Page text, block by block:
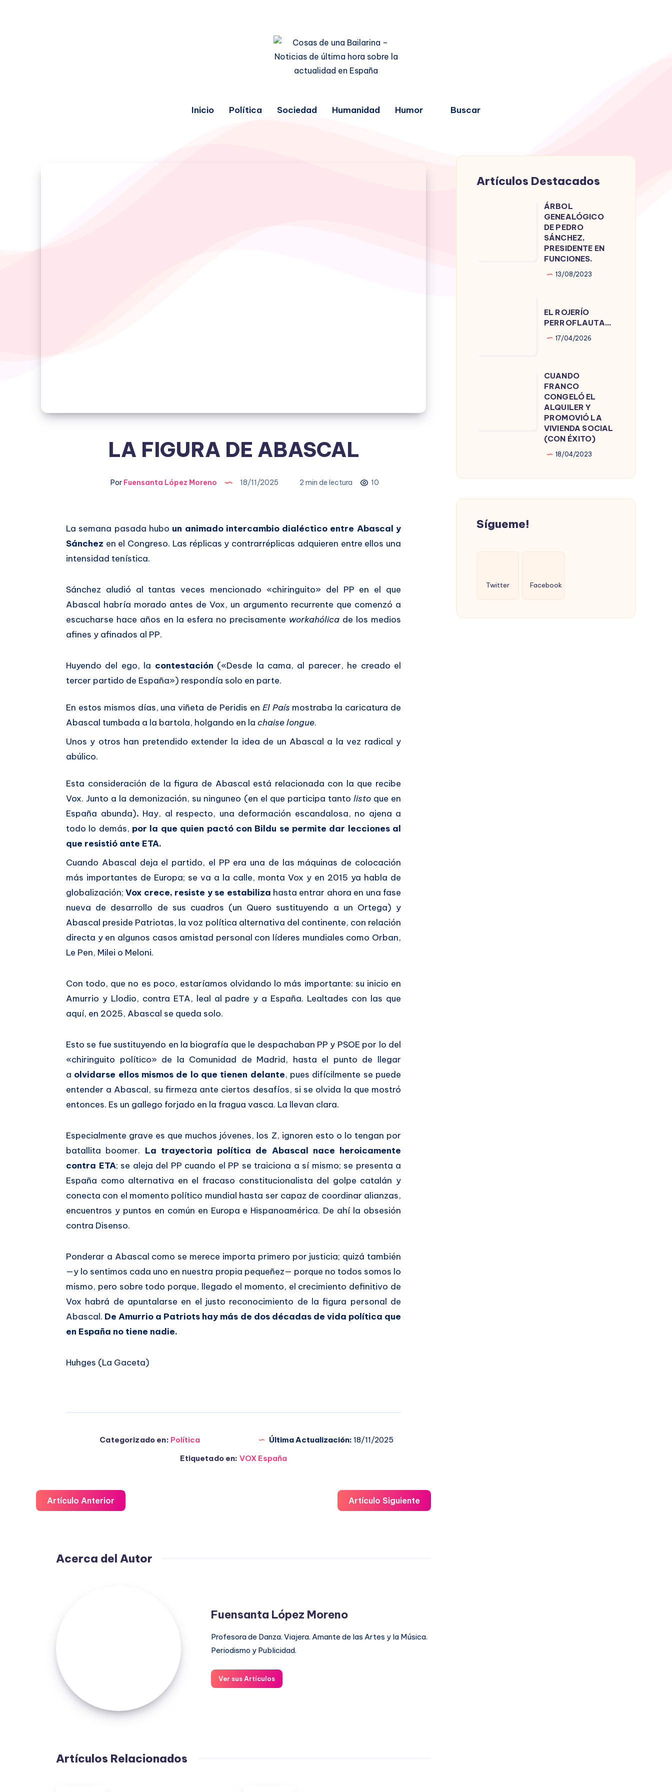
Inicio Política Sociedad Humanidad Humor Buscar
LA FIGURA DE ABASCAL
Por Fuensanta López Moreno 18/11/2025 2 min de lectura 10
Compartir
Twitter
La semana pasada hubo un animado intercambio dialéctico entre Abascal y
Sánchez en el Congreso. Las réplicas y contrarréplicas adquieren entre ellos una
intensidad tenística.
Sánchez aludió al tantas veces mencionado «chiringuito» del PP en el que
Abascal habría morado antes de Vox, un argumento recurrente que comenzó a
escucharse hace años en la esfera no precisamente workahólica de los medios
afines y afinados al PP.
Huyendo del ego, la contestación («Desde la cama, al parecer, he creado el
tercer partido de España») respondía solo en parte.
En estos mismos días, una viñeta de Peridis en El País mostraba la caricatura de
Abascal tumbada a la bartola, holgando en la chaise longue.
Unos y otros han pretendido extender la idea de un Abascal a la vez radical y
abúlico.
Esta consideración de la figura de Abascal está relacionada con la que recibe
Vox. Junto a la demonización, su ninguneo (en el que participa tanto listoque en
España abunda). Hay, al respecto, una deformación escandalosa, no ajena a
todo lo demás, por la que quien pactó con Bildu se permite dar lecciones al
que resistió ante ETA.
Cuando Abascal deja el partido, el PP era una de las máquinas de colocación
más importantes de Europa; se va a la calle, monta Vox y en 2015 ya habla de
globalización; Vox crece, resiste y se estabiliza hasta entrar ahora en una fase
nueva de desarrollo de sus cuadros (un Quero sustituyendo a un Ortega) y
Abascal preside Patriotas, la voz política alternativa del continente, con relación
directa y en algunos casos amistad personal con líderes mundiales como Orban,
Le Pen, Milei o Meloni.
Con todo, que no es poco, estaríamos olvidando lo más importante: su inicio en
Amurrio y Llodio, contra ETA, leal al padre y a España. Lealtades con las que
aquí, en 2025, Abascal se queda solo.
Esto se fue sustituyendo en la biografía que le despachaban PP y PSOE por lo del
«chiringuito político» de la Comunidad de Madrid, hasta el punto de llegar
a olvidarse ellos mismos de lo que tienen delante, pues difícilmente se puede
entender a Abascal, su firmeza ante ciertos desafíos, si se olvida la que mostró
entonces. Es un gallego forjado en la fragua vasca. La llevan clara.
Especialmente grave es que muchos jóvenes, los Z, ignoren esto o lo tengan por
batallita boomer. La trayectoria política de Abascal nace heroicamente
contra ETA; se aleja del PP cuando el PP se traiciona a sí mismo; se presenta a
España como alternativa en el fracaso constitucionalista del golpe catalán y
conecta con el momento político mundial hasta ser capaz de coordinar alianzas,
encuentros y puntos en común en Europa e Hispanoamérica. De ahí la obsesión
contra Disenso.
Ponderar a Abascal como se merece importa primero por justicia; quizá también
—y lo sentimos cada uno en nuestra propia pequeñez— porque no todos somos lo
mismo, pero sobre todo porque, llegado el momento, el crecimiento definitivo de
Vox habrá de apuntalarse en el justo reconocimiento de la figura personal de
Abascal. De Amurrio a Patriots hay más de dos décadas de vida política que
en España no tiene nadie.
Huhges (La Gaceta)
Categorizado en: Política Última Actualización: 18/11/2025
Etiquetado en: VOX España
Artículo Anterior Artículo Siguiente
Acerca del Autor
Fuensanta López Moreno
Profesora de Danza. Viajera. Amante de las Artes y la Música.
Periodismo y Publicidad.
Ver sus Artículos
Artículos Relacionados
Artículos Destacados
ÁRBOL
GENEALÓGICO
DE PEDRO
SÁNCHEZ,
PRESIDENTE EN
FUNCIONES.
13/08/2023
EL ROJERÍO
PERROFLAUTA…
17/04/2026
(CON
ÉXITO)
CUANDO
FRANCO
CONGELÓ EL
ALQUILER Y
PROMOVIÓ LA
VIVIENDA SOCIAL
(CON ÉXITO)
18/04/2023
Sígueme!
Twitter Facebook